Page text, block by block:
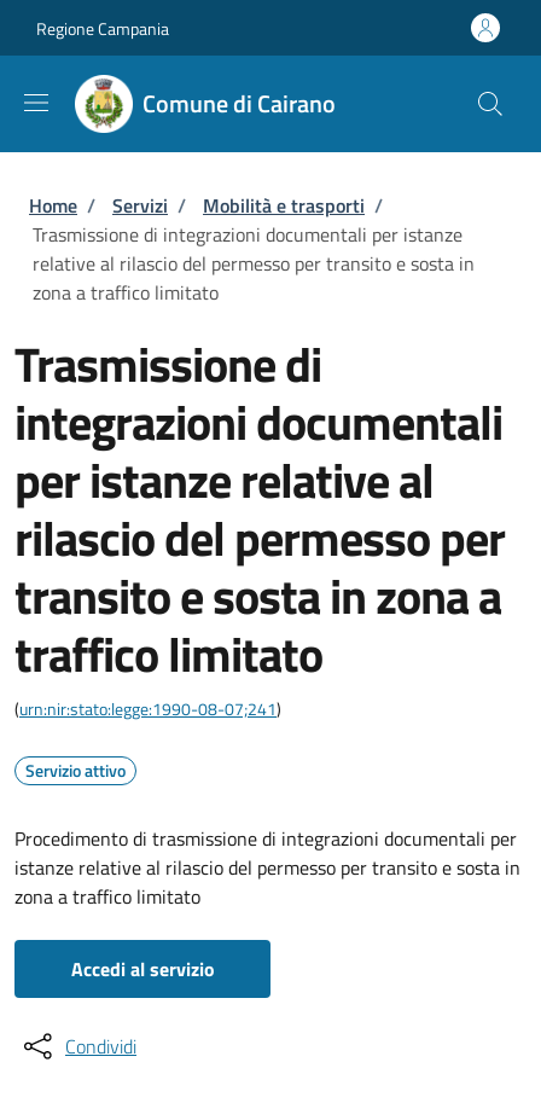
Regione Campania
Comune di Cairano
Briciole di pane
Home / Servizi / Mobilità e trasporti /
Trasmissione di integrazioni documentali per istanze
relative al rilascio del permesso per transito e sosta in
zona a traffico limitato
Trasmissione di
integrazioni documentali
per istanze relative al
rilascio del permesso per
transito e sosta in zona a
traffico limitato
(urn:nir:stato:legge:1990-08-07;241)
Servizio attivo
Procedimento di trasmissione di integrazioni documentali per
istanze relative al rilascio del permesso per transito e sosta in
zona a traffico limitato
Accedi al servizio
Condividi